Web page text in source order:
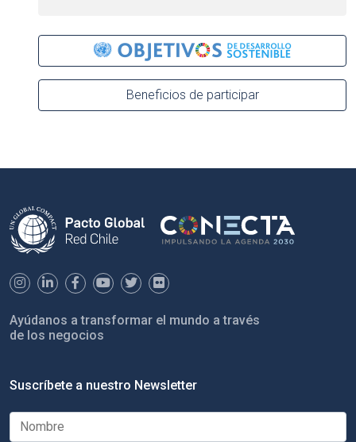
Beneficios de participar
Ayúdanos a transformar el mundo a través
de los negocios
Suscríbete a nuestro Newsletter